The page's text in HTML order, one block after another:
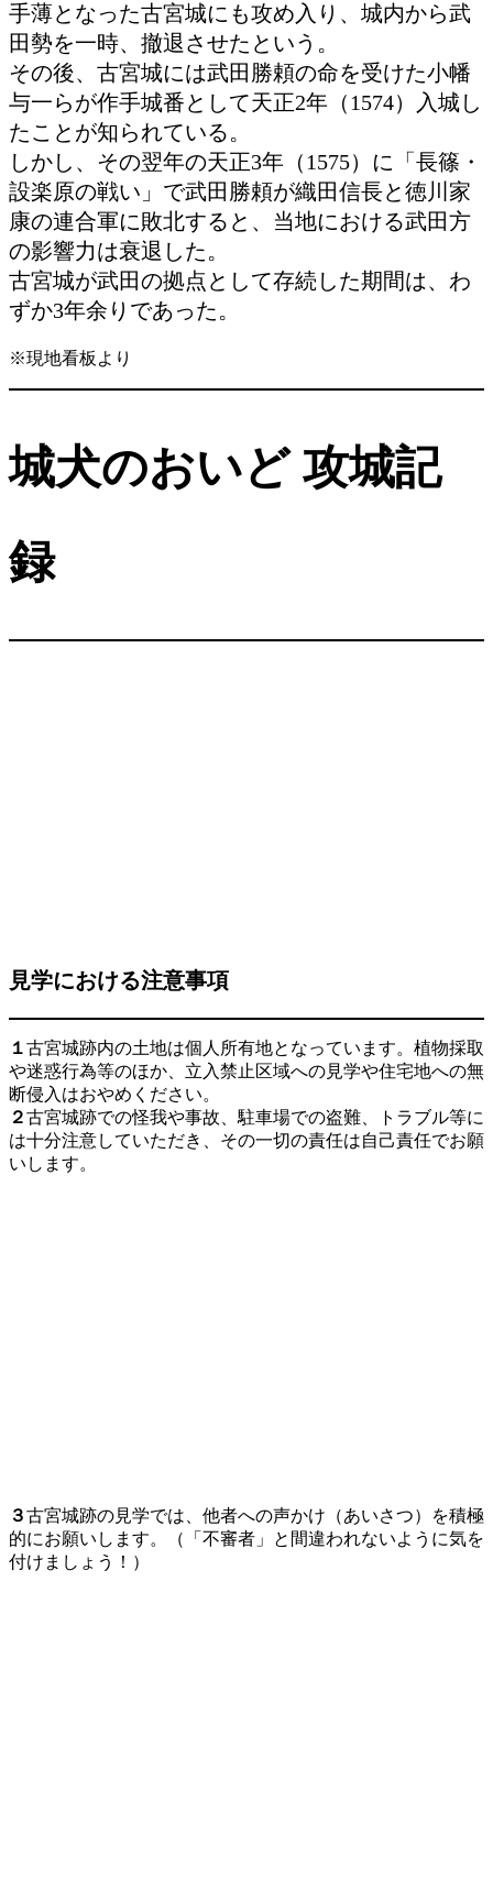
手薄となった古宮城にも攻め入り、城内から武
田勢を一時、撤退させたという。
その後、古宮城には武田勝頼の命を受けた小幡
与一らが作手城番として天正2年（1574）入城し
たことが知られている。
しかし、その翌年の天正3年（1575）に「長篠・
設楽原の戦い」で武田勝頼が織田信長と徳川家
康の連合軍に敗北すると、当地における武田方
の影響力は衰退した。
古宮城が武田の拠点として存続した期間は、わ
ずか3年余りであった。
※現地看板より
城犬のおいど 攻城記
録
見学における注意事項
１古宮城跡内の土地は個人所有地となっています。植物採取
や迷惑行為等のほか、立入禁止区域への見学や住宅地への無
断侵入はおやめください。
２古宮城跡での怪我や事故、駐車場での盗難、トラブル等に
は十分注意していただき、その一切の責任は自己責任でお願
いします。
３古宮城跡の見学では、他者への声かけ（あいさつ）を積極
的にお願いします。（「不審者」と間違われないように気を
付けましょう！）